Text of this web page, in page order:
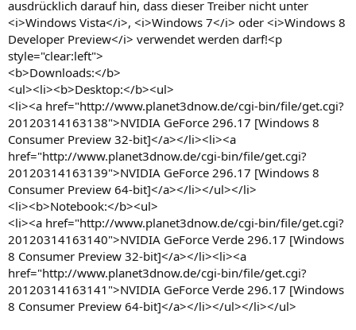
ausdrücklich darauf hin, dass dieser Treiber nicht unter
<i>Windows Vista</i>, <i>Windows 7</i> oder <i>Windows 8
Developer Preview</i> verwendet werden darf!<p
style="clear:left">
<b>Downloads:</b>
<ul><li><b>Desktop:</b><ul>
<li><a href="http://www.planet3dnow.de/cgi-bin/file/get.cgi?
20120314163138">NVIDIA GeForce 296.17 [Windows 8
Consumer Preview 32-bit]</a></li><li><a
href="http://www.planet3dnow.de/cgi-bin/file/get.cgi?
20120314163139">NVIDIA GeForce 296.17 [Windows 8
Consumer Preview 64-bit]</a></li></ul></li>
<li><b>Notebook:</b><ul>
<li><a href="http://www.planet3dnow.de/cgi-bin/file/get.cgi?
20120314163140">NVIDIA GeForce Verde 296.17 [Windows
8 Consumer Preview 32-bit]</a></li><li><a
href="http://www.planet3dnow.de/cgi-bin/file/get.cgi?
20120314163141">NVIDIA GeForce Verde 296.17 [Windows
8 Consumer Preview 64-bit]</a></li></ul></li></ul>